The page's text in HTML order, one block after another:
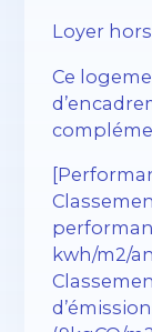
Loyer
Ce
kwh/m2/